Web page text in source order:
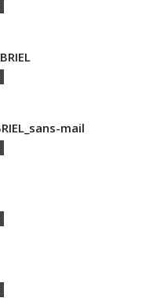
mail